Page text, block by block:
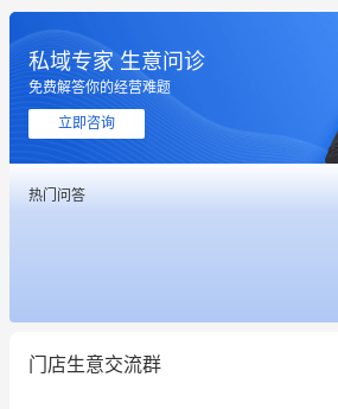
私域专家 生意问诊
免费解答你的经营难题
立即咨询
热门问答
门店生意交流群
用有赞就能在微信、小红书同
餐饮也得靠私域和服务提高竞争